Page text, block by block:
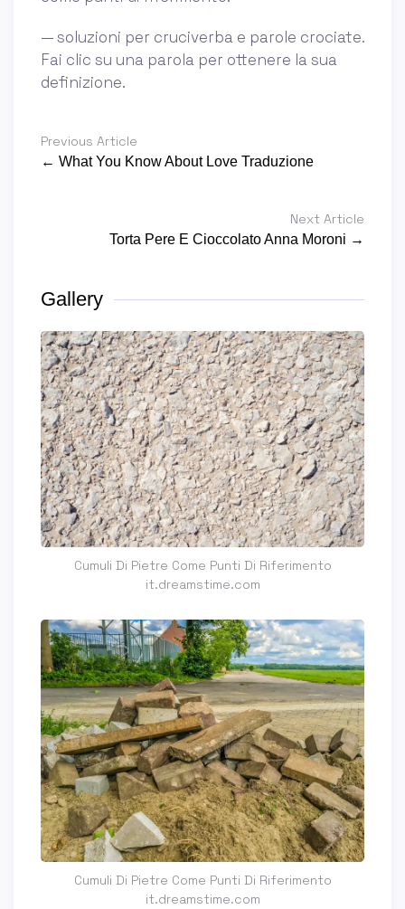
— soluzioni per cruciverba e parole crociate.
Fai clic su una parola per ottenere la sua
definizione.
Previous Article
← What You Know About Love Traduzione
Next Article
Torta Pere E Cioccolato Anna Moroni →
Gallery
Cumuli Di Pietre Come Punti Di Riferimento
it.dreamstime.com
Cumuli Di Pietre Come Punti Di Riferimento
it.dreamstime.com